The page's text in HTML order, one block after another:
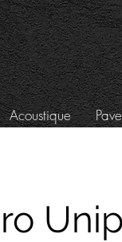
Acoustique